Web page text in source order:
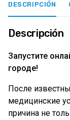
DESCRIPCIÓN
Descripción
Запустите
городе!
После
медицинские
причина не